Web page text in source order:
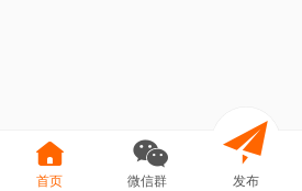
首页 微信群 发布